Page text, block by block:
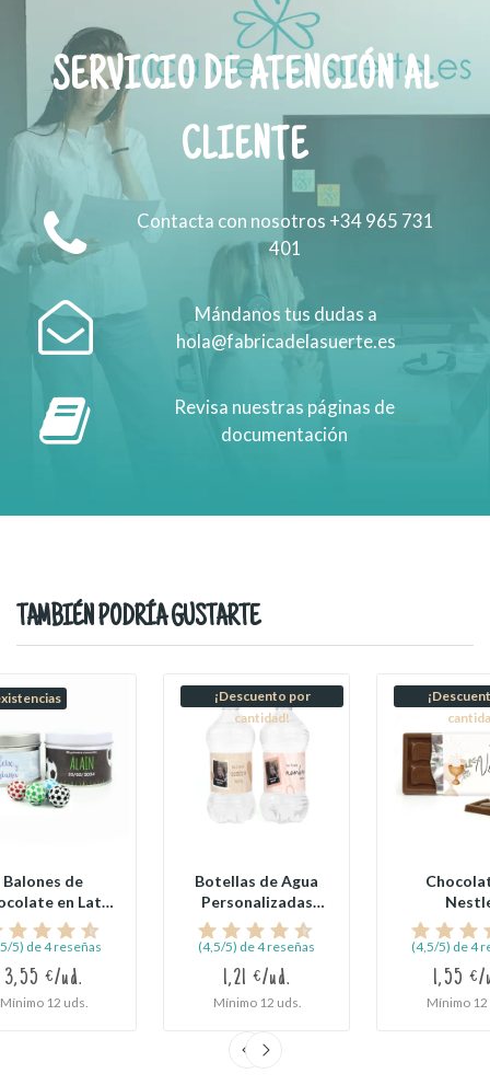
SERVICIO DE ATENCIÓN AL
CLIENTE
Contacta con nosotros +34 965 731
401
Mándanos tus dudas a
hola@fabricadelasuerte.es
Revisa nuestras páginas de
documentación
TAMBIÉN PODRÍA GUSTARTE
Balones de
en Lata
para...
5) de 4 reseñas
3,55 €/ud.
Mínimo 12 uds.
¡Descuento por
cantidad!
Botellas de Agua
Personalizadas
para Comunión
(4,5/5) de 4 reseñas
1,21 €/ud.
Mínimo 12 uds.
(4,5/5) de 4
1,55 €/
Mínimo 12